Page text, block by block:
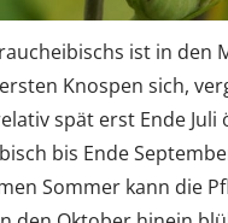
ist in den
Knospen sich,
spät erst Ende Juli
bis Ende
Sommer kann die